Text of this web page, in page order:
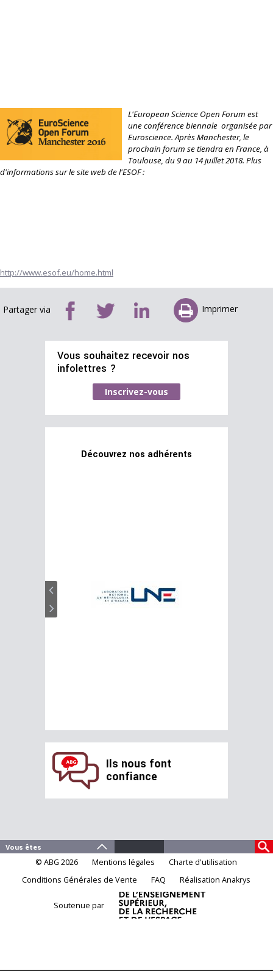
L'European Science Open Forum est
une conférence biennale organisée par
Euroscience. Après Manchester, le
prochain forum se tiendra en France, à
Toulouse, du 9 au 14 juillet 2018. Plus
d'informations sur le site web de l'ESOF :
http://www.esof.eu/home.html
Partager via Imprimer
Vous souhaitez recevoir nos
infolettres ?
Inscrivez-vous
Découvrez nos adhérents
Ils nous font
confiance
© ABG 2026 Mentions légales
Charte d'utilisation
Conditions Générales de Vente
FAQ Réalisation Anakrys
Soutenue par